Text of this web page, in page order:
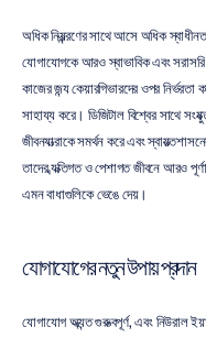
অধিক নিয়ন্ত্রণের সাথে আসে অধিক
যোগাযোগকে আরও স্বাভাবিক এবং সরাসরি
কাজের জন্য কেয়ারগিভারদের ওপর
সাহায্য করে। ডিজিটাল বিশ্বের সাথে
জীবনযাত্রাকে সমর্থন করে এবং
তাদের ব্যক্তিগত ও পেশাগত জীবনে আরও
এমন বাধাগুলিকে ভেঙে দেয়।
যোগাযোগের নতুন উপায় প্রদান
যোগাযোগ অত্যন্ত গুরুত্বপূর্ণ, এবং নিউরাল